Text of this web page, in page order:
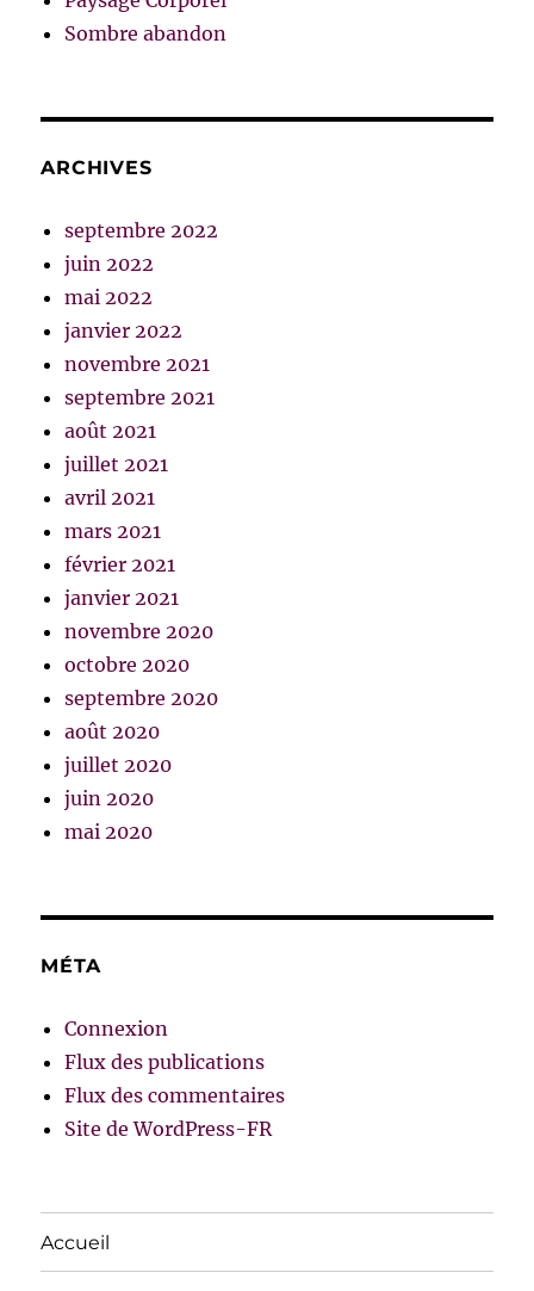
Sombre abandon
ARCHIVES
septembre 2022
juin 2022
mai 2022
janvier 2022
novembre 2021
septembre 2021
août 2021
juillet 2021
avril 2021
mars 2021
février 2021
janvier 2021
novembre 2020
octobre 2020
septembre 2020
août 2020
juillet 2020
juin 2020
mai 2020
MÉTA
Connexion
Flux des publications
Flux des commentaires
Site de WordPress-FR
Accueil